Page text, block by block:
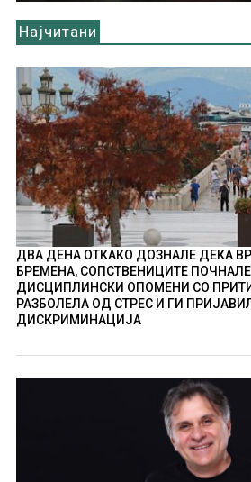
Најчитани
ДВА ДЕНА ОТКАКО ДОЗНАЛЕ ДЕКА
БРЕМЕНА, СОПСТВЕНИЦИТЕ
ДИСЦИПЛИНСКИ ОПОМЕНИ СО
РАЗБОЛЕЛА ОД СТРЕС И ГИ
ДИСКРИМИНАЦИЈА